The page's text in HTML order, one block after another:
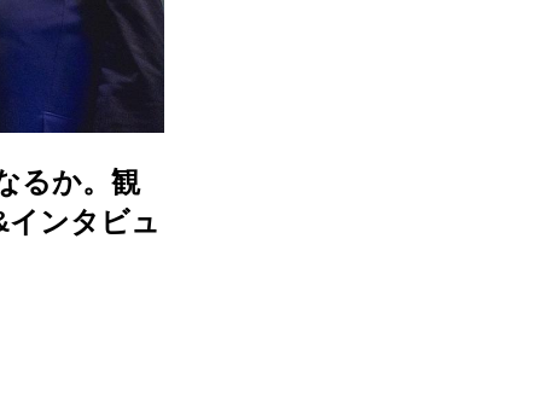
るか。観
ンタビュ